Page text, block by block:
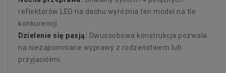
reflektorów LED na dachu wyróżnia ten model na tle
konkurencji.
Dzielenie się pasją: Dwuosobowa konstrukcja pozwala
na niezapomniane wyprawy z rodzeństwem lub
przyjaciółmi.